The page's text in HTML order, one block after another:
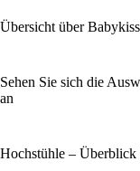
Übersicht über
Sehen Sie sich die
an
Hochstühle – Überblick